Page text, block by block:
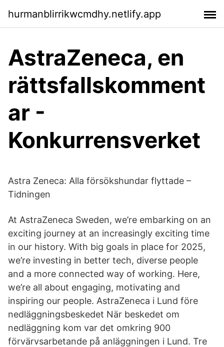
hurmanblirrikwcmdhy.netlify.app
AstraZeneca, en
rättsfallskomment
ar -
Konkurrensverket
Astra Zeneca: Alla försökshundar flyttade –
Tidningen
At AstraZeneca Sweden, we’re embarking on an
exciting journey at an increasingly exciting time
in our history. With big goals in place for 2025,
we’re investing in better tech, diverse people
and a more connected way of working. Here,
we’re all about engaging, motivating and
inspiring our people. AstraZeneca i Lund före
nedläggningsbeskedet När beskedet om
nedläggning kom var det omkring 900
förvärvsarbetande på anläggningen i Lund. Tre